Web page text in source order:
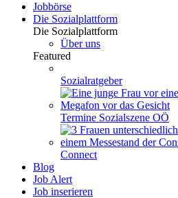
Jobbörse
Die Sozialplattform
Die Sozialplattform
Über uns
Featured
Sozialratgeber
Termine Sozialszene OÖ
Connect
Blog
Job Alert
Job inserieren